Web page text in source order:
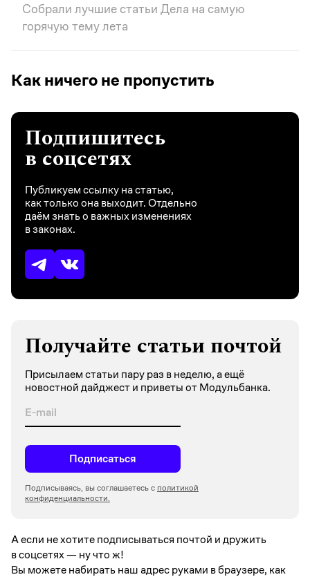
Собрали лучшие статьи Дела на самую
горячую тему лета
Как ничего не пропустить
Подпишитесь
в соцсетях
Публикуем ссылку на статью,
как только она выходит. Отдельно
даём знать о важных изменениях
в законах.
Получайте статьи почтой
Присылаем статьи пару раз в неделю, а ещё
новостной дайджест и приветы от Модульбанка.
Подписаться
Подписываясь, вы соглашаетесь с политикой
конфиденциальности.
А если не хотите подписываться почтой и дружить
в соцсетях —ну что ж!
Вы можете набирать наш адрес руками в браузере, как